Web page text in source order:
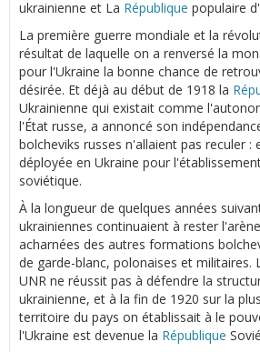
ukrainienne et La République populaire
La première guerre mondiale et la
résultat de laquelle on a renversé la
pour l'Ukraine la bonne chance de
désirée. Et déjà au début de 1918 la
Ukrainienne qui existait comme
l'État russe, a annoncé son
bolcheviks russes n'allaient pas reculer
déployée en Ukraine pour
soviétique.
À la longueur de quelques années
ukrainiennes continuaient à rester
acharnées des autres formations
de garde-blanc, polonaises et militaires.
UNR ne réussit pas à défendre la
ukrainienne, et à la fin de 1920 sur la
territoire du pays on établissait à le
l'Ukraine est devenue la République